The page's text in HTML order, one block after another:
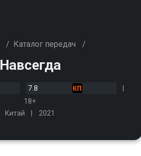
/ Каталог передач /
Навсегда
7.8
18+
Китай
2021